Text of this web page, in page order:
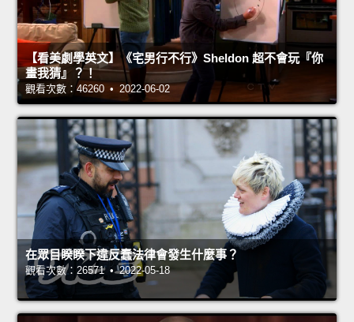
【看美劇學英文】《宅男行不行》Sheldon 超不會玩『你
畫我猜』？！
觀看次數：46260 • 2022-06-02
在眾目睽睽下違反蠢法律會發生什麼事？
觀看次數：26571 • 2022-05-18